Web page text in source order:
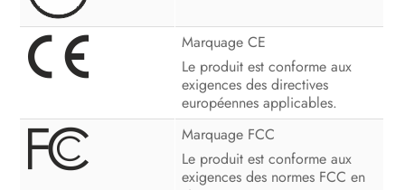
Marquage CE
Le produit est conforme aux
exigences des directives
européennes applicables.
Marquage FCC
Le produit est conforme aux
exigences des normes FCC en